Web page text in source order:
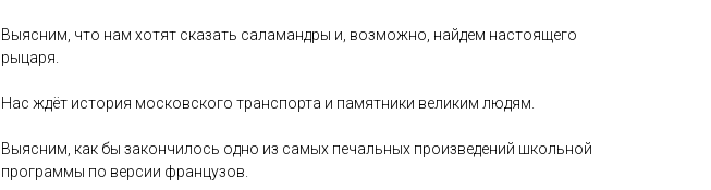
Выясним, что нам хотят сказать саламандры и, возможно, найдем настоящего
рыцаря.
Нас ждёт история московского транспорта и памятники великим людям.
Выясним, как бы закончилось одно из самых печальных произведений школьной
программы по версии французов.